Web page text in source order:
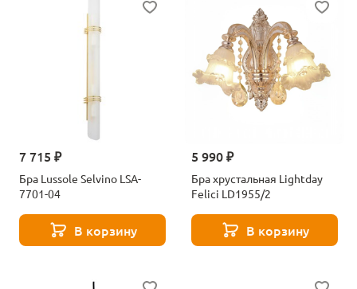
7 715 ₽
Бра Lussole Selvino LSA-
7701-04
В корзину
5 990 ₽
Бра хрустальная Lightday
Felici LD1955/2
В корзину